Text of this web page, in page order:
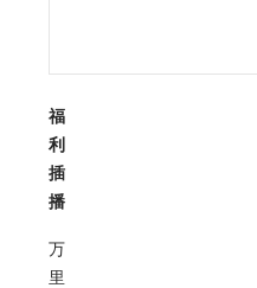
福
利
插
播
万
里